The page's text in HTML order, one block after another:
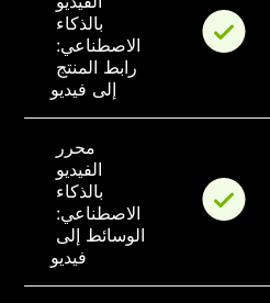
بالذكاء
الاصطناعي:
رابط المنتج
إلى فيديو
محرر
الفيديو
بالذكاء
الاصطناعي:
الوسائط إلى
فيديو